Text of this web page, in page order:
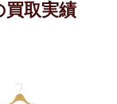
買取実績